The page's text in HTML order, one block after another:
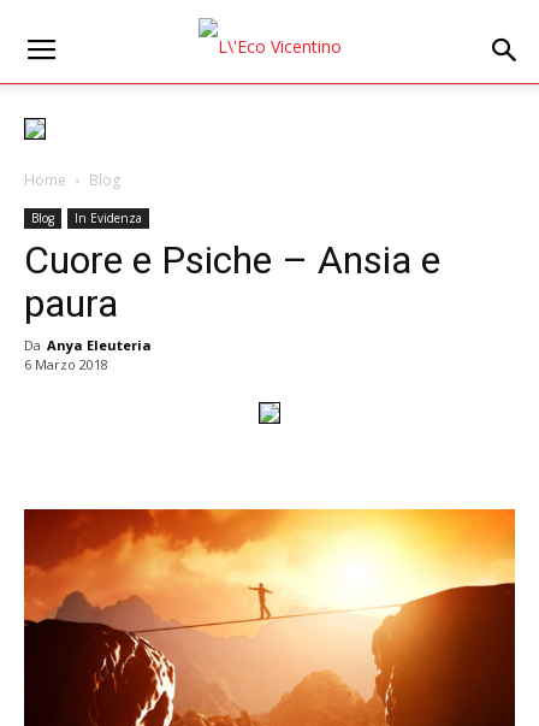
Home Blog
Blog In Evidenza
Cuore e Psiche – Ansia e
paura
Da Anya Eleuteria
6 Marzo 2018